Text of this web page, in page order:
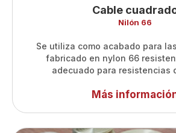
Cable
Nilón 66
Se utiliza como acabado para
fabricado en nylon 66
adecuado para resistencias
Más